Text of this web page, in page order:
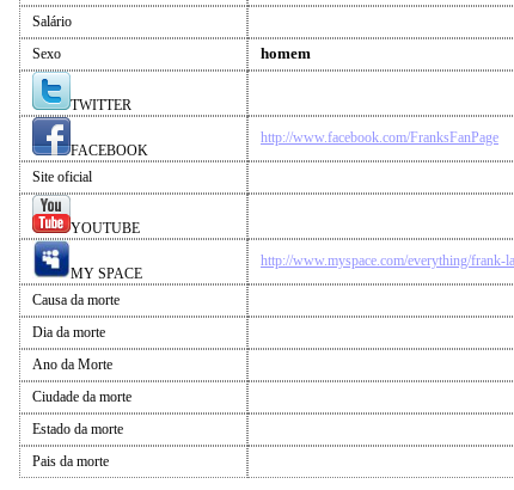
Salário
Sexo
homem
TWITTER
FACEBOOK
http://www.facebook.com/FranksFanPage
Site oficial
YOUTUBE
MY SPACE
http://www.myspace.com/everything/frank-
Causa da morte
Dia da morte
Ano da Morte
Ciudade da morte
Estado da morte
Pais da morte